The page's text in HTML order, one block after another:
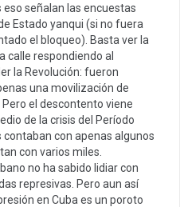
señalan las encuestas
Estado yanqui (si no fuera
el bloqueo). Basta ver la
calle respondiendo al
la Revolución: fueron
una movilización de
el descontento viene
de la crisis del Período
contaban con apenas algunos
con varios miles.
no ha sabido lidiar con
represivas. Pero aun así
en Cuba es un poroto